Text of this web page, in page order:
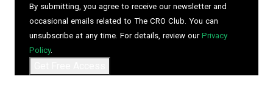
By submitting, you agree to receive our newsletter and
occasional emails related to The CRO Club. You can
unsubscribe at any time. For details, review our Privacy
Policy.